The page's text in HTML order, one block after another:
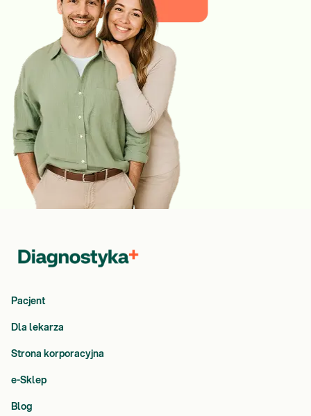
Pacjent
Dla lekarza
Strona korporacyjna
e-Sklep
Blog